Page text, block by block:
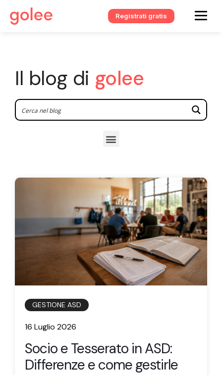
Registrati gratis
Il blog di golee
GESTIONE ASD
16 Luglio 2026
Socio e Tesserato in ASD:
Differenze e come gestirle